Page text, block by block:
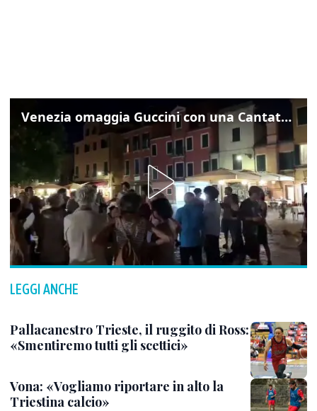
Venezia omaggia Guccini con una Cantata Anarchica in campo Santa Margherita
LEGGI ANCHE
Pallacanestro Trieste, il ruggito di Ross:
«Smentiremo tutti gli scettici»
Vona: «Vogliamo riportare in alto la
Triestina calcio»